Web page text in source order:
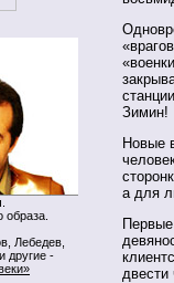
образа.
Лебедев,
другие -
Зимин!
Новые
а для